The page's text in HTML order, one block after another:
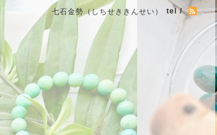
七石金勢（しちせききんせい） tel /